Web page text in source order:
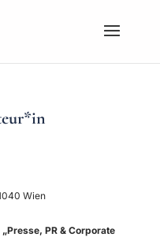
Wien
PR & Corporate